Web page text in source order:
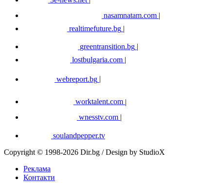
nasamnatam.com |
realtimefuture.bg |
greentransition.bg |
lostbulgaria.com |
webreport.bg
worktalent.com |
wnesstv.com |
soulandpepper.tv
Copyright © 1998-2026 Dir.bg / Design by StudioX
Реклама
Контакти